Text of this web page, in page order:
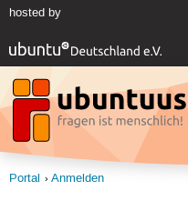
hosted by
Portal Anmelden